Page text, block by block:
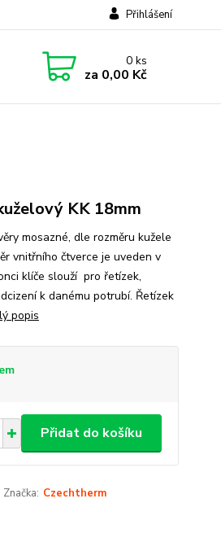
Přihlášení
0ks
za 0,00 Kč
KK 18mm
mosazné, dle rozměru kužele
vnitřního čtverce je uveden v
klíče slouží pro řetízek,
k danému potrubí. Řetízek
popis
Přidat do košíku
Značka: Czechtherm